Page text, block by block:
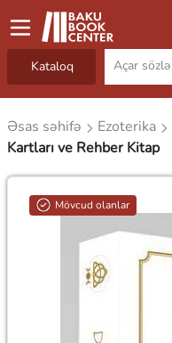
Kataloq
Əsas səhifə Ezoterika
Kartları ve Rehber Kitap
Mövcud olanlar